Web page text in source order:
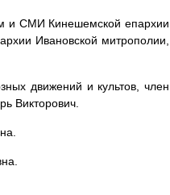
и СМИ Кинешемской епархии
Ивановской митрополии,
движений и культов, член
Викторович.